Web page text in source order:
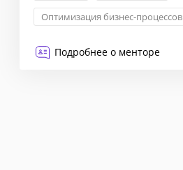
Оптимизация бизнес-процессов
Подробнее о менторе